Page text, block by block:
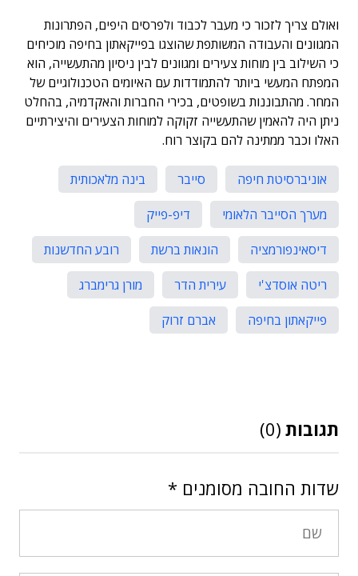
ואולם צריך לזכור כי מעבר לכבוד ולפרסים היפים, הפתרונות
המגוונים והעבודה המשותפת שהוצגו בפייקאתון בחיפה מוכיחים
כי השילוב בין מוחות צעירים ומגוונים לבין ניסיון מהתעשייה, הוא
המפתח המעשי ביותר להתמודדות עם האיומים הטכנולוגיים של
המחר. מהתבוננות בשופטים, בכירי החברות והאקדמיה, בהחלט
ניתן היה להאמין שהתעשייה זקוקה למוחות הצעירים והיצירתיים
האלו וכבר ממתינה להם בקוצר רוח.
אוניברסיטת חיפה סייבר
בינה מלאכותית
מערך הסייבר הלאומי
דיפ-פייק
דיסאינפורמציה
הונאות ברשת
רובע החדשנות
ריטה אוסדצ'י
עירית הדר
מורן גרימברג
פייקאתון בחיפה
אברם זרוק
תגובות (0)
שדות החובה מסומנים *